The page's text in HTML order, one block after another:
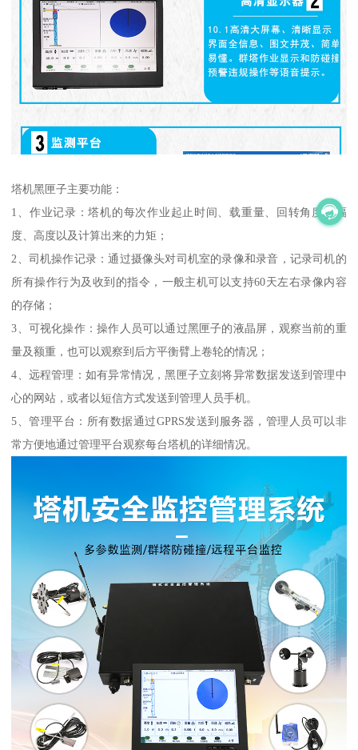
塔机黑匣子主要功能：
1、作业记录：塔机的每次作业起止时间、载重量、回转角度、幅
度、高度以及计算出来的力矩；
2、司机操作记录：通过摄像头对司机室的录像和录音，记录司机的
所有操作行为及收到的指令，一般主机可以支持60天左右录像内容
的存储；
3、可视化操作：操作人员可以通过黑匣子的液晶屏，观察当前的重
量及额重，也可以观察到后方平衡臂上卷轮的情况；
4、远程管理：如有异常情况，黑匣子立刻将异常数据发送到管理中
心的网站，或者以短信方式发送到管理人员手机。
5、管理平台：所有数据通过GPRS发送到服务器，管理人员可以非
常方便地通过管理平台观察每台塔机的详细情况。